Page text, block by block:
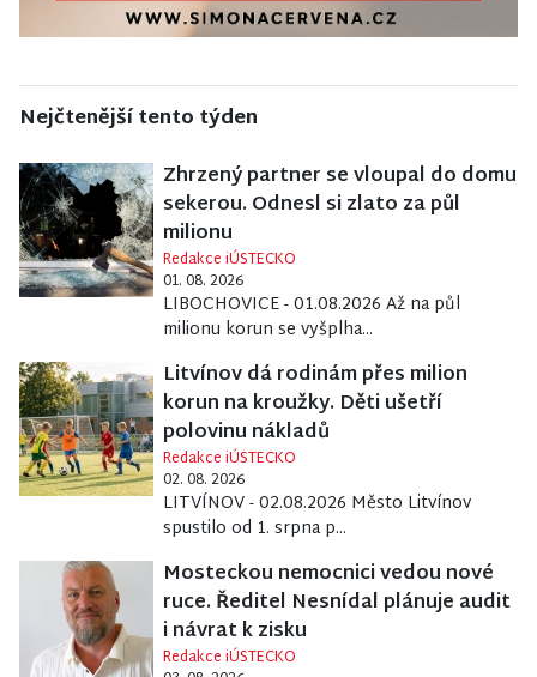
Nejčtenější tento týden
Zhrzený partner se vloupal do domu
sekerou. Odnesl si zlato za půl
milionu
Redakce iÚSTECKO
01. 08. 2026
LIBOCHOVICE - 01.08.2026 Až na půl
milionu korun se vyšplha...
Litvínov dá rodinám přes milion
korun na kroužky. Děti ušetří
polovinu nákladů
Redakce iÚSTECKO
02. 08. 2026
LITVÍNOV - 02.08.2026 Město Litvínov
spustilo od 1. srpna p...
Mosteckou nemocnici vedou nové
ruce. Ředitel Nesnídal plánuje audit
i návrat k zisku
Redakce iÚSTECKO